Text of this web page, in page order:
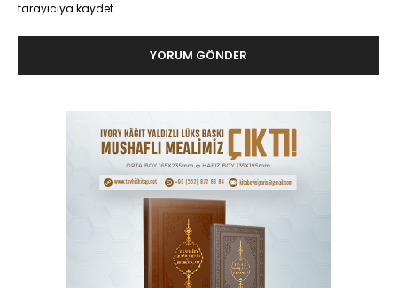
tarayıcıya kaydet.